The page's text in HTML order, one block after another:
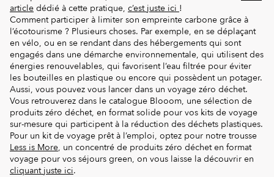
article dédié à cette pratique, c’est juste ici !
Comment participer à limiter son empreinte carbone grâce à
l’écotourisme ? Plusieurs choses. Par exemple, en se déplaçant
en vélo, ou en se rendant dans des hébergements qui sont
engagés dans une démarche environnementale, qui utilisent des
énergies renouvelables, qui favorisent l’eau filtrée pour éviter
les bouteilles en plastique ou encore qui possèdent un potager.
Aussi, vous pouvez vous lancer dans un voyage zéro déchet.
Vous retrouverez dans le catalogue Blooom, une sélection de
produits zéro déchet, en format solide pour vos kits de voyage
sur-mesure qui participent à la réduction des déchets plastiques.
Pour un kit de voyage prêt à l’emploi, optez pour notre trousse
Less is More, un concentré de produits zéro déchet en format
voyage pour vos séjours green, on vous laisse la découvrir en
cliquant juste ici.